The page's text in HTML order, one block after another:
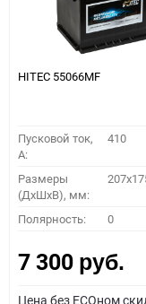
HITEC 55066MF
Пусковой ток,
A:
410
Размеры
(ДхШхВ), мм:
Полярность: 0
7 300 руб.
Цена без ECOном